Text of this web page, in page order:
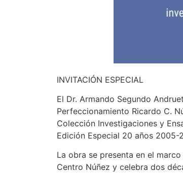
INVITACIÓN ESPECIAL
El Dr. Armando Segundo
Perfeccionamiento Ricardo C.
Colección Investigaciones y
Edición Especial 20 años 2005-
La obra se presenta en el
Centro Núñez y celebra dos